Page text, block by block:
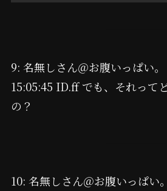
9: 名無しさん＠お腹いっぱい
15:05:45 ID.ff でも、それって
の？
10: 名無しさん＠お腹いっぱい